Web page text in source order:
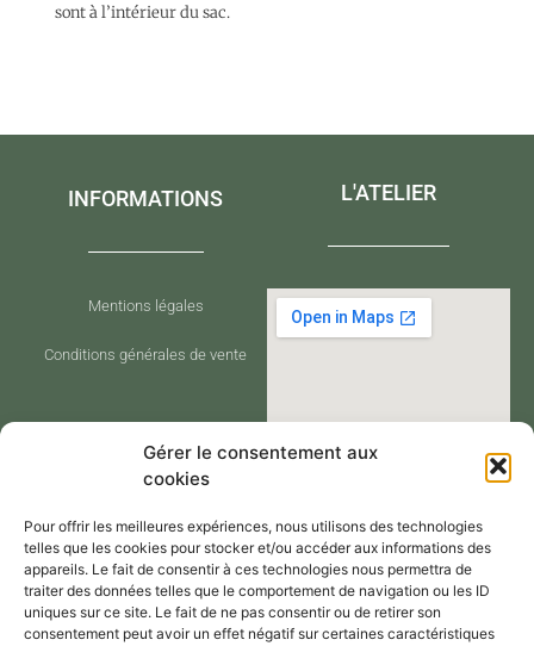
Gérer le consentement aux
cookies
Pour offrir les meilleures expériences, nous utilisons des technologies
telles que les cookies pour stocker et/ou accéder aux informations des
appareils. Le fait de consentir à ces technologies nous permettra de
traiter des données telles que le comportement de navigation ou les ID
uniques sur ce site. Le fait de ne pas consentir ou de retirer son
consentement peut avoir un effet négatif sur certaines caractéristiques
sont à l’intérieur du sac.
INFORMATIONS
Mentions légales
Conditions générales de vente
L'ATELIER
CONTACT